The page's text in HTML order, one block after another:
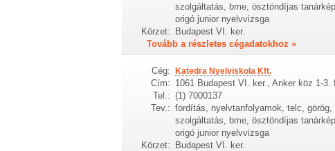
szolgáltatás, bme, ösztöndíjas
origó junior nyelvvizsga
Körzet: Budapest VI. ker.
Tovább a részletes cégadatokhoz »
Cég: Katedra Nyelviskola Kft.
Cím: 1061 Budapest VI. ker., Anker köz 1-3.
Tel.: (1) 7000137
Tev.: fordítás, nyelvtanfolyamok, telc,
szolgáltatás, bme, ösztöndíjas
origó junior nyelvvizsga
Körzet:
Budapest VI. ker.